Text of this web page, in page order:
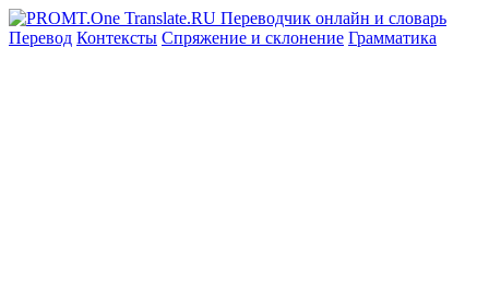
Перевод Контексты Спряжение и склонение Грамматика